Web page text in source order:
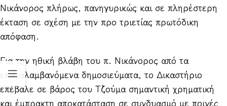
Νικάνορος πλήρως, πανηγυρικώς και σε πληρέστερη
έκταση σε σχέση με την προ τριετίας πρωτόδικη
απόφαση.
Για την ηθική βλάβη του π. Νικάνορος από τα
επαναλαμβανόμενα δημοσιεύματα, το Δικαστήριο
επέβαλε σε βάρος του Τζούμα σημαντική χρηματική
και έμπρακτη αποκατάσταση σε συνδυασμό με ποινές